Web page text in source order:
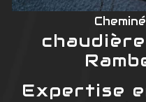
Expertise